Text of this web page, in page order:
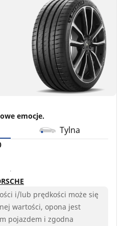
emocje.
Tylna
i/lub prędkości może się
wartości, opona jest
pojazdem i zgodna